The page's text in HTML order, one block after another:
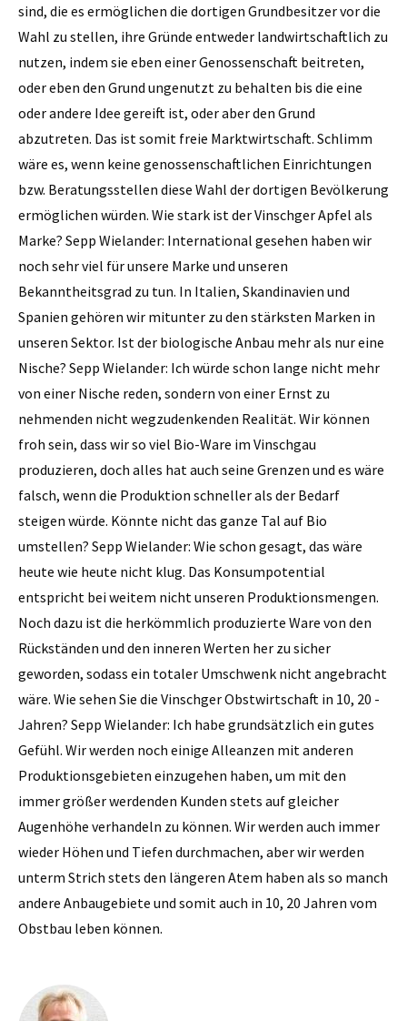
sind, die es ermöglichen die dortigen Grundbesitzer vor die
Wahl zu stellen, ihre Gründe entweder landwirtschaftlich zu
nutzen, indem sie eben einer Genossenschaft beitreten,
oder eben den Grund ungenutzt zu behalten bis die eine
oder andere Idee gereift ist, oder aber den Grund
abzutreten. Das ist somit freie Marktwirtschaft. Schlimm
wäre es, wenn keine genossenschaftlichen Einrichtungen
bzw. Beratungsstellen diese Wahl der dortigen Bevölkerung
ermöglichen würden. Wie stark ist der Vinschger ­Apfel als
Marke? Sepp Wielander: Interna­tional gesehen haben wir
noch sehr viel für unsere Marke und unseren
Bekanntheitsgrad zu tun. In Italien, Skandinavien und
Spanien gehören wir mitunter zu den stärksten Marken in
unseren Sektor. Ist der biologische Anbau mehr als nur eine
Nische? Sepp Wielander: Ich würde schon lange nicht mehr
von einer Nische reden, sondern von einer Ernst zu
nehmenden nicht wegzudenkenden Realität. Wir können
froh sein, dass wir so viel Bio-Ware im ­Vinschgau
produzieren, doch alles hat auch seine Grenzen und es wäre
falsch, wenn die Produktion schneller als der Bedarf
steigen würde. Könnte nicht das ganze Tal auf Bio
umstellen? Sepp Wielander: Wie schon gesagt, das wäre
heute wie heute nicht klug. Das Konsumpotential
entspricht bei weitem nicht unseren Produktionsmengen.
Noch dazu ist die herkömmlich produzierte Ware von den
Rückständen und den inneren Werten her zu sicher
geworden, sodass ein totaler Umschwenk nicht angebracht
wäre. Wie sehen Sie die Vinschger Obstwirtschaft in 10, 20 ­
Jahren? Sepp Wielander: Ich habe grundsätzlich ein gutes
Gefühl. Wir werden noch einige Alleanzen mit anderen
Produktionsgebieten einzugehen haben, um mit den
immer größer werdenden Kunden stets auf gleicher
Augenhöhe verhandeln zu können. Wir werden auch immer
wieder Höhen und Tiefen durchmachen, aber wir werden
unterm Strich stets den längeren Atem haben als so manch
andere Anbaugebiete und somit auch in 10, 20 Jahren vom
Obstbau leben können.